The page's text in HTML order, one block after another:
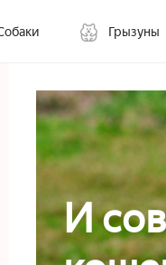
Грызуны
И